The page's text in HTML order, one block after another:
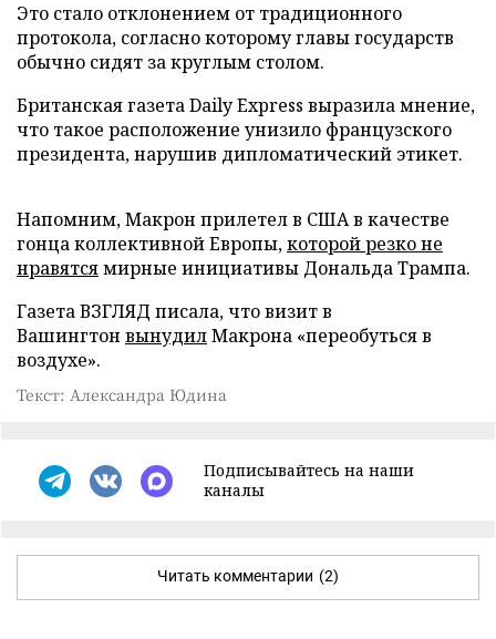
Это стало отклонением от традиционного
протокола, согласно которому главы государств
обычно сидят за круглым столом.
Британская газета Daily Express выразила мнение,
что такое расположение унизило французского
президента, нарушив дипломатический этикет.
Напомним, Макрон прилетел в США в качестве
гонца коллективной Европы,которой резко не
нравятсямирные инициативы Дональда Трампа.
Газета ВЗГЛЯД писала, что визит в
Вашингтон вынудилМакрона «переобуться в
воздухе».
Текст: Александра Юдина
Подписывайтесь на наши
каналы
Читать комментарии (2)